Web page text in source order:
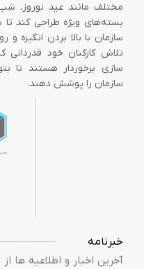
مختلف مانند عید نوروز،
بسته‌های ویژه طراحی کند تا
سازمان با بالا بردن انگیزه
تلاش کارکنان خود
سازی برخوردار هستند تا
سازمان را پوشش دهند.
خبرنامه
آخرین اخبار و اطلاعیه ها